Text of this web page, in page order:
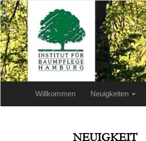
Willkommen Neuigkeiten
NEUIGKEIT